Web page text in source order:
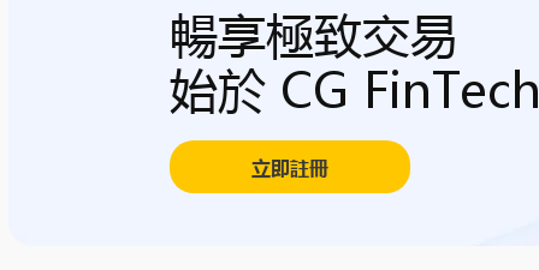
暢享極致交易
始於 CG
立即註冊